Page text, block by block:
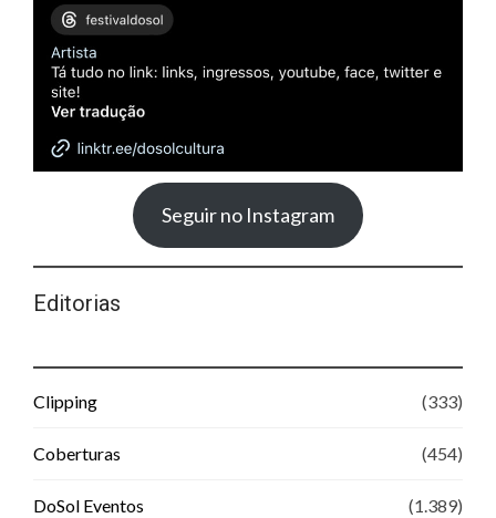
Seguir no Instagram
Editorias
Clipping (333)
Coberturas (454)
DoSol Eventos (1.389)